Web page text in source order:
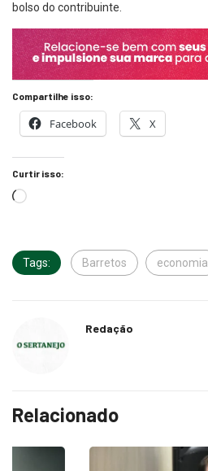
bolso do contribuinte.
Compartilhe isso:
Facebook X
Curtir isso:
Tags: Barretos economia
Redação
Relacionado